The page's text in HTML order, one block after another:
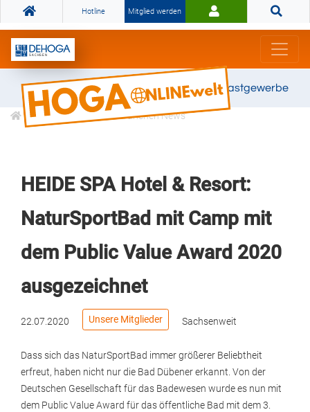
Hotline Mitglied werden
Gemeinsam stark für das Gastgewerbe
Informationen Branchen News
HEIDE SPA Hotel & Resort:
NaturSportBad mit Camp mit
dem Public Value Award 2020
ausgezeichnet
22.07.2020 Unsere Mitglieder Sachsenweit
Dass sich das NaturSportBad immer größerer Beliebtheit
erfreut, haben nicht nur die Bad Dübener erkannt. Von der
Deutschen Gesellschaft für das Badewesen wurde es nun mit
dem Public Value Award für das öffentliche Bad mit dem 3.